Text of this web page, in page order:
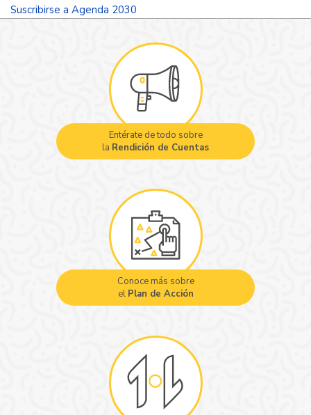
recurso
Suscribirse a Agenda 2030
Entérate de todo sobre
la Rendición de Cuentas
Conoce más sobre
el Plan de Acción